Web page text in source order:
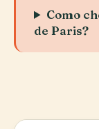
Como
de Paris?